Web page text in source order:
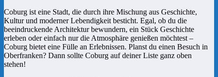
Coburg ist eine Stadt, die durch ihre Mischung aus Geschichte,
Kultur und moderner Lebendigkeit besticht. Egal, ob du die
beeindruckende Architektur bewundern, ein Stück Geschichte
erleben oder einfach nur die Atmosphäre genießen möchtest –
Coburg bietet eine Fülle an Erlebnissen. Planst du einen Besuch in
Oberfranken? Dann sollte Coburg auf deiner Liste ganz oben
stehen!